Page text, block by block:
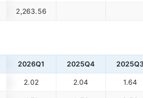
2,263.56
2026Q1 2025Q4
2.02 2.04 1.64